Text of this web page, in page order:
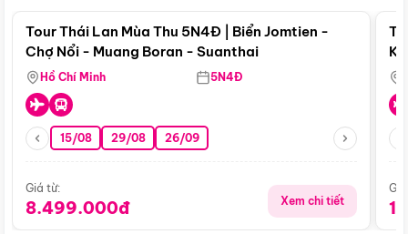
Tour Thái Lan Mùa Thu 5N4Đ | Biển Jomtien -
Chợ Nổi - Muang Boran - Suanthai
Hồ Chí Minh 5N4Đ
15/08 29/08 26/09
Giá từ:
8.499.000đ Xem chi tiết